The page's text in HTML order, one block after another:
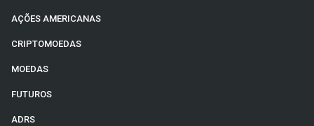
AÇÕES AMERICANAS
CRIPTOMOEDAS
MOEDAS
FUTUROS
ADRS